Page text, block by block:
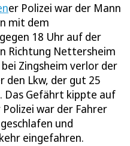
er Polizei war der Mann
mit dem
18 Uhr auf der
Richtung Nettersheim
Zingsheim verlor der
den Lkw, der gut 25
Das Gefährt kippte auf
war der Fahrer
und
eingefahren.